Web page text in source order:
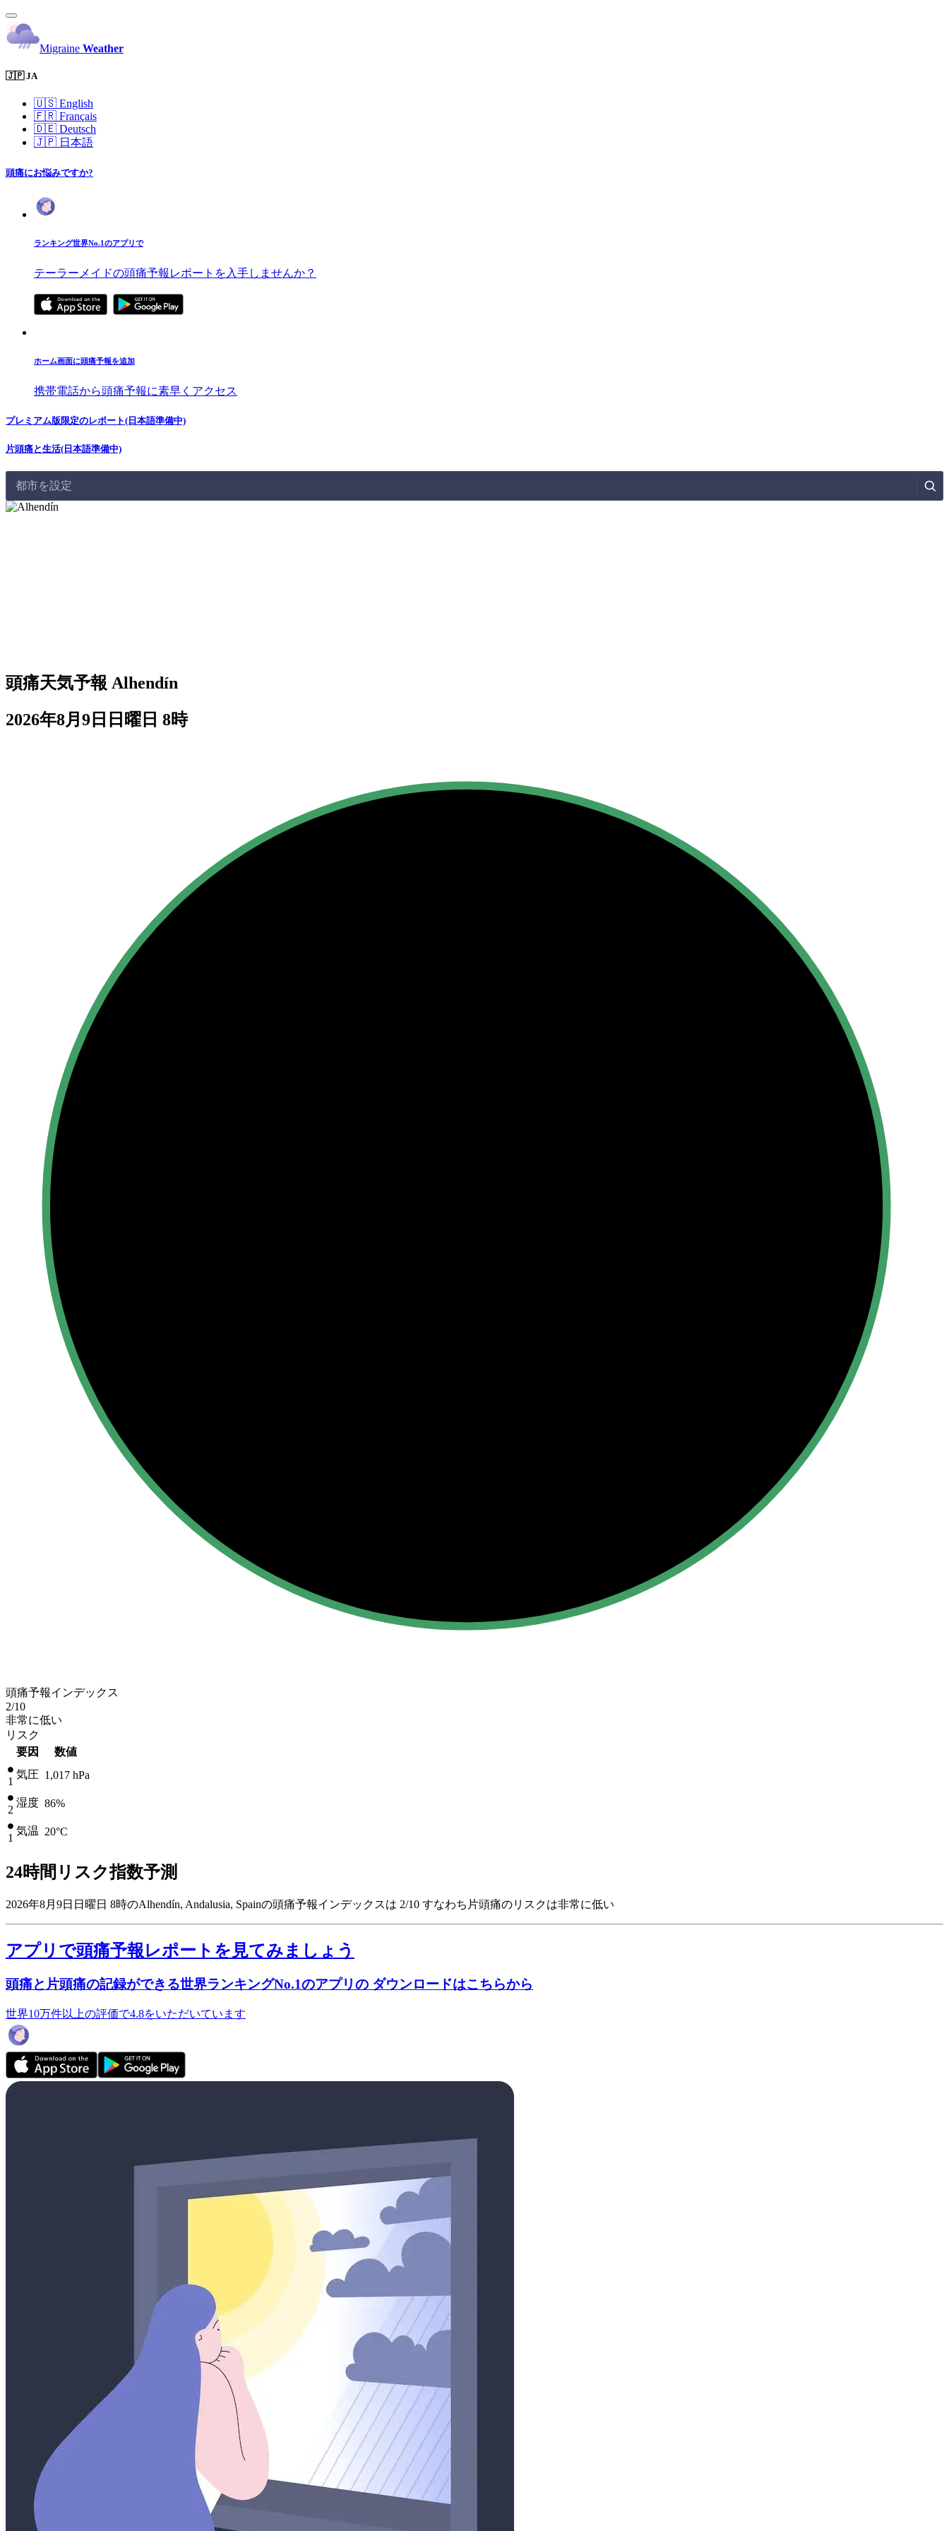
Migraine Weather
🇯🇵 JA
🇺🇸 English
🇫🇷 Français
🇩🇪 Deutsch
🇯🇵 日本語
頭痛にお悩みですか?
ランキング世界No.1のアプリで
テーラーメイドの頭痛予報レポートを入手しませんか？
ホーム画面に頭痛予報を追加
携帯電話から頭痛予報に素早くアクセス
プレミアム版限定のレポート(日本語準備中)
片頭痛と生活(日本語準備中)
都市を設定
頭痛天気予報 Alhendín
2026年8月9日日曜日 8時
頭痛予報インデックス
2/10
非常に低い
リスク
要因
数値
1
気圧 1,017 hPa
2
湿度 86%
1
気温 20°C
24時間リスク指数予測
2026年8月9日日曜日 8時のAlhendín, Andalusia, Spainの頭痛予報インデックスは 2/10 すなわち片頭痛のリスクは非常に低い
アプリで頭痛予報レポートを見てみましょう
頭痛と片頭痛の記録ができる世界ランキングNo.1のアプリの ダウンロードはこちらから
世界10万件以上の評価で4.8をいただいています